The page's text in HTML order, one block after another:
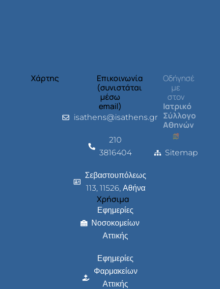
Χάρτης
Επικοινωνία
(συνιστάται
μέσω
email)
isathens@isathens.gr
210
3816404
Σεβαστουπόλεως
113, 11526, Αθήνα
Χρήσιμα
Εφημερίες
Νοσοκομείων
Αττικής
Εφημερίες
Φαρμακείων
Αττικής
Οδήγησέ
με
στον
Ιατρικό
Σύλλογο
Αθηνών
Sitemap